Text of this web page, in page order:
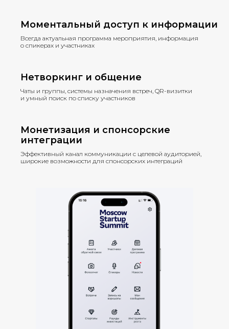
Моментальный доступ к информации
Всегда актуальная программа мероприятия, информация
о спикерах и участниках
Нетворкинг и общение
Чаты и группы, системы назначения встреч, QR-визитки
и умный поиск по списку участников
Монетизация и спонсорские
интеграции
Эффективный канал коммуникации с целевой аудиторией,
широкие возможности для спонсорских интеграций